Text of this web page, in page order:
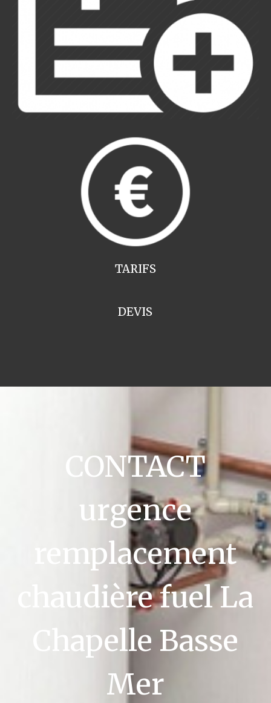
TARIFS
DEVIS
CONTACT
urgence
remplacement
chaudière fuel La
Chapelle Basse
Mer